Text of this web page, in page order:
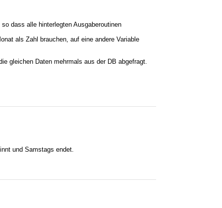
dass alle hinterlegten Ausgaberoutinen
als Zahl brauchen, auf eine andere Variable
gleichen Daten mehrmals aus der DB abgefragt.
und Samstags endet.